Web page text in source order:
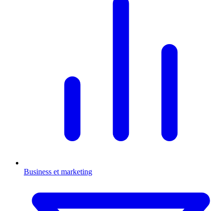
Business et marketing